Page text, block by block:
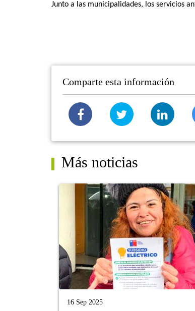
Junto a las municipalidades, los servicios
Comparte esta información
Más noticias
16 Sep 2025